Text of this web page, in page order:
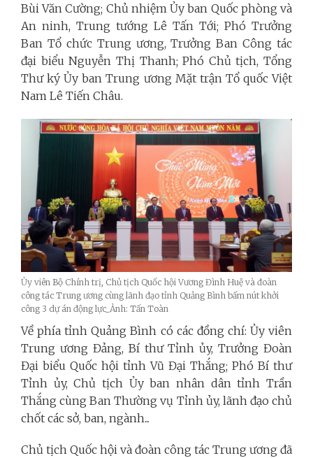
Bùi Văn Cường; Chủ nhiệm Ủy ban Quốc phòng và
An ninh, Trung tướng Lê Tấn Tới; Phó Trưởng
Ban Tổ chức Trung ương, Trưởng Ban Công tác
đại biểu Nguyễn Thị Thanh; Phó Chủ tịch, Tổng
Thư ký Ủy ban Trung ương Mặt trận Tổ quốc Việt
Nam Lê Tiến Châu.
Ủy viên Bộ Chính trị, Chủ tịch Quốc hội Vương Đình Huệ và đoàn
công tác Trung ương cùng lãnh đạo tỉnh Quảng Bình bấm nút khởi
công 3 dự án động lực_Ảnh: Tấn Toàn
Về phía tỉnh Quảng Bình có các đồng chí: Ủy viên
Trung ương Đảng, Bí thư Tỉnh ủy, Trưởng Đoàn
Đại biểu Quốc hội tỉnh Vũ Đại Thắng; Phó Bí thư
Tỉnh ủy, Chủ tịch Ủy ban nhân dân tỉnh Trần
Thắng cùng Ban Thường vụ Tỉnh ủy, lãnh đạo chủ
chốt các sở, ban, ngành...
Chủ tịch Quốc hội và đoàn công tác Trung ương đã